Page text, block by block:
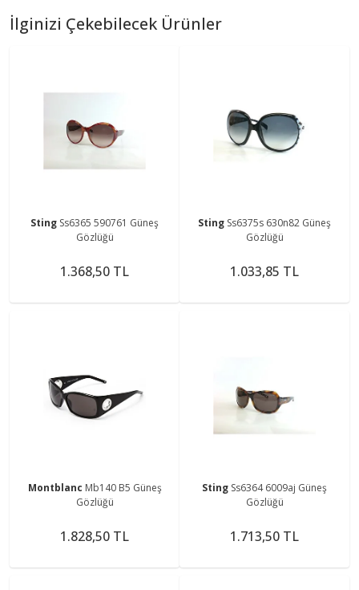
İlginizi Çekebilecek Ürünler
Sting Ss6365 590761 Güneş
Gözlüğü
1.368,50 TL
Sting Ss6375s 630n82 Güneş
Gözlüğü
1.033,85 TL
Montblanc Mb140 B5 Güneş
Gözlüğü
1.828,50 TL
Sting Ss6364 6009aj Güneş
Gözlüğü
1.713,50 TL